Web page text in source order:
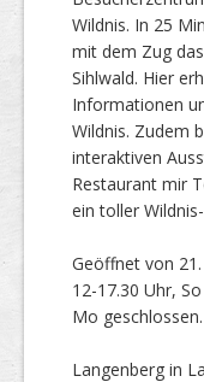
Wildnis. In 25
mit dem Zug
Sihlwald. Hier
Informationen
Wildnis. Zudem
interaktiven
Restaurant mir
ein toller
Geöffnet von
12-17.30 Uhr,
Mo geschlossen.
Langenberg in